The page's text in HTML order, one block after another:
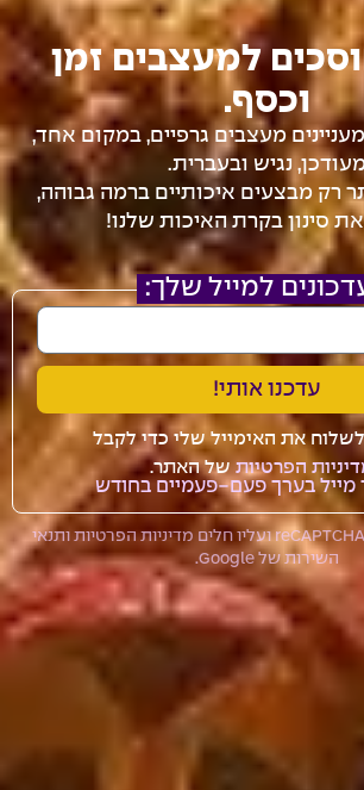
למעצבים זמן
וכסף.
מעצבים גרפיים, במקום אחד,
נגיש ובעברית.
רק מבצעים איכותיים ברמה גבוהה,
סינון בקרת האיכות שלנו!
למייל שלך:
את האימייל שלי כדי לקבל
הפרטיות של האתר.
עדכנו אותי!
מייל בערך פעם-פעמיים בחודש
מדיניות הפרטיות ותנאי
השירות של Google.